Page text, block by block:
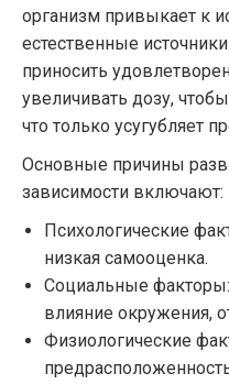
организм привыкает к
естественные
приносить
увеличивать дозу,
что только усугубляет
Основные причины
зависимости включают:
Психологические
низкая самооценка.
Социальные факторы:
влияние окружения,
Физиологические